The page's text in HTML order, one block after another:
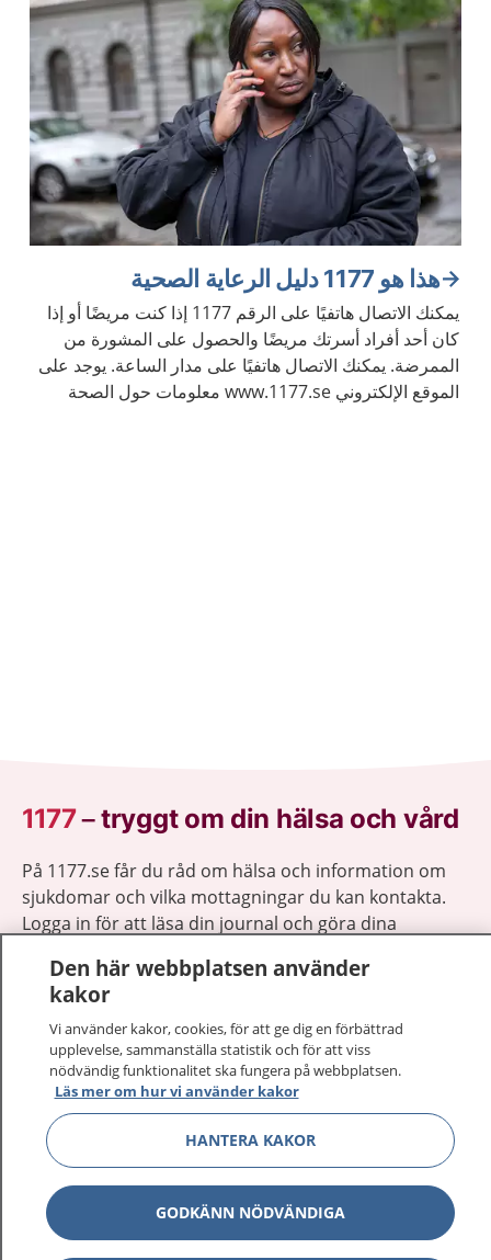
هذا هو 1177 دليل الرعاية الصحية
يمكنك الاتصال هاتفيًا على الرقم 1177 إذا كنت مريضًا أو إذا
كان أحد أفراد أسرتك مريضًا والحصول على المشورة من
الممرضة. يمكنك الاتصال هاتفيًا على مدار الساعة. يوجد على
الموقع الإلكتروني www.1177.se معلومات حول الصحة
1177–tryggt om din hälsa och vård
På 1177.se får du råd om hälsa och information om
sjukdomar och vilka mottagningar du kan kontakta.
Logga in för att läsa din journal och göra dina
sjukvårdsrådgivning dygnet runt.
1177 ger dig råd när du vill må bättre.
1177 på flera språk Show
Om 1177 Show
Den här webbplatsen använder
kakor
Vi använder kakor, cookies, för att ge dig en förbättrad
upplevelse, sammanställa statistik och för att viss
nödvändig funktionalitet ska fungera på webbplatsen.
Läs mer om hur vi använder kakor
HANTERA KAKOR
GODKÄNN NÖDVÄNDIGA